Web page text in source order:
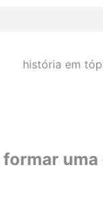
história em
uma